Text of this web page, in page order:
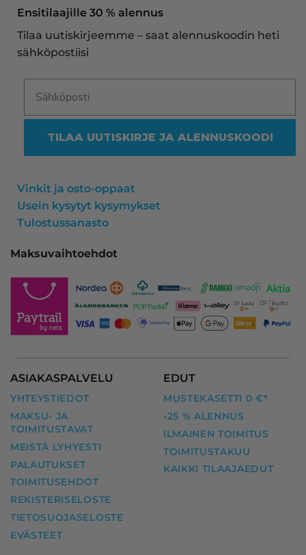
näe mitään syytä vaihtaa toimittajaa. Kaikki on
ollut mitään moitittavaa! Lämmin suositus!
Ensitilaajille 30 % alennus
Tilaa uutiskirjeemme – saat alennuskoodin heti
sähköpostiisi
TILAA UUTISKIRJE JA ALENNUSKOODI
Vinkit ja osto-oppaat
Usein kysytyt kysymykset
Tulostussanasto
Maksuvaihtoehdot
ASIAKASPALVELU
YHTEYSTIEDOT
MAKSU- JA
TOIMITUSTAVAT
MEISTÄ LYHYESTI
PALAUTUKSET
TOIMITUSEHDOT
REKISTERISELOSTE
TIETOSUOJASELOSTE
EVÄSTEET
EDUT
MUSTEKASETTI 0 €*
-25 % ALENNUS
ILMAINEN TOIMITUS
TOIMITUSTAKUU
KAIKKI TILAAJAEDUT